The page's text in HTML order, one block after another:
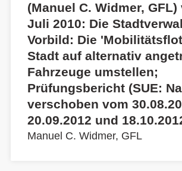
(Manuel C. Widmer, GFL)
Juli 2010: Die
Vorbild: Die
Stadt auf alternativ
Fahrzeuge umstellen;
Prüfungsbericht (SUE:
verschoben vom
20.09.2012 und
Manuel C. Widmer, GFL